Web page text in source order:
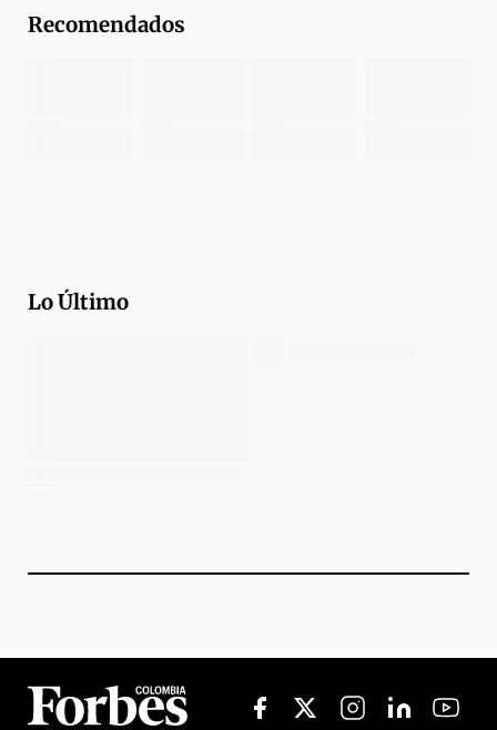
Recomendados
Lo Último